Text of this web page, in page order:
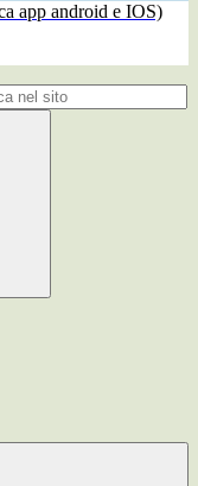
app android e IOS)